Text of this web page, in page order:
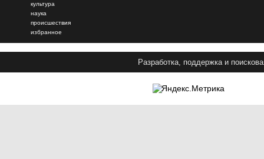
культура
наука
происшествия
избранное
Разработка, поддержка и